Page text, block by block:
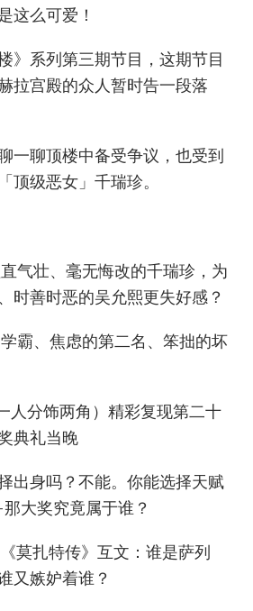
这么可爱！
》系列第三期节目，这期节目
拉宫殿的众人暂时告一段落
一聊顶楼中备受争议，也受到
顶级恶女」千瑞珍。
气壮、毫无悔改的千瑞珍，为
时善时恶的吴允熙更失好感？
霸、焦虑的第二名、笨拙的坏
人分饰两角）精彩复现第二十
典礼当晚
出身吗？不能。你能选择天赋
大奖究竟属于谁？
莫扎特传》互文：谁是萨列
又嫉妒着谁？